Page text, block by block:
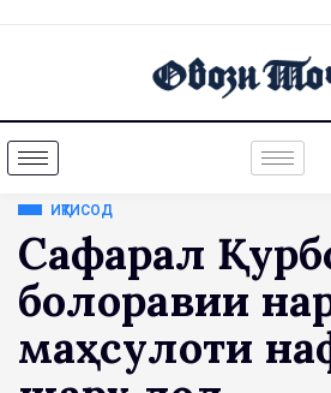
ИҚТИСОД
Сафаралӣ
болоравии
маҳсулоти